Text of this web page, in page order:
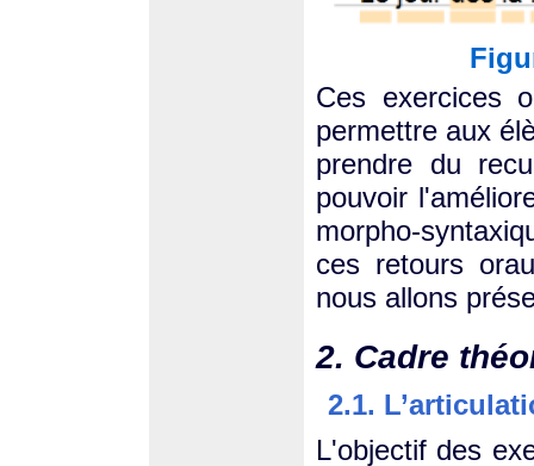
Ces exercices
permettre aux
prendre du
pouvoir
morpho-
ces retours
nous allons
2. Cadre
2.1.
L'objectif des